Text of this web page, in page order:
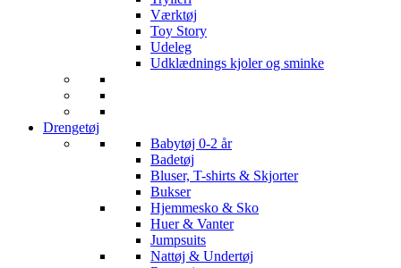
Værktøj
Toy Story
Udeleg
Udklædnings kjoler og sminke
Drengetøj
Babytøj 0-2 år
Badetøj
Bluser, T-shirts & Skjorter
Bukser
Hjemmesko & Sko
Huer & Vanter
Jumpsuits
Nattøj & Undertøj